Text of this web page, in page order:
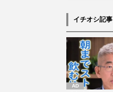
イチオシ記事